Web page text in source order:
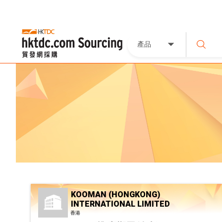
產品
KOOMAN (HONGKONG)
INTERNATIONAL LIMITED
香港